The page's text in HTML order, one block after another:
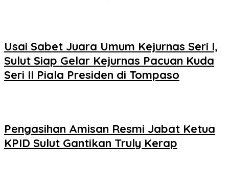
Usai Sabet Juara Umum Kejurnas Seri I,
Sulut Siap Gelar Kejurnas Pacuan Kuda
Seri II Piala Presiden di Tompaso
Pengasihan Amisan Resmi Jabat Ketua
KPID Sulut Gantikan Truly Kerap